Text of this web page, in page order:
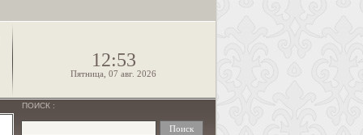
12:53
Пятница, 07 авг. 2026
ПОИСК :